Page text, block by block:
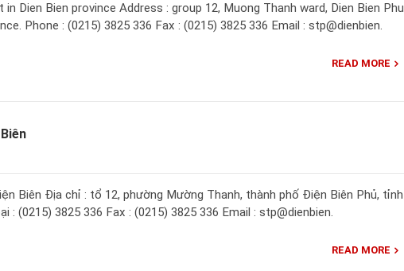
Dien Bien province Address : group 12, Muong Thanh ward, Dien Bien Phu
Phone : (0215) 3825 336 Fax : (0215) 3825 336 Email : stp@dienbien.
READ MORE
Biên Địa chỉ : tổ 12, phường Mường Thanh, thành phố Điện Biên Phủ, tỉnh
: (0215) 3825 336 Fax : (0215) 3825 336 Email : stp@dienbien.
READ MORE